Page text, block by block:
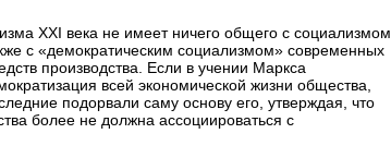
XXI века не имеет ничего общего с социализмом
с «демократическим социализмом» современных
производства. Если в учении Маркса
всей экономической жизни общества,
подорвали саму основу его, утверждая, что
более не должна ассоциироваться с